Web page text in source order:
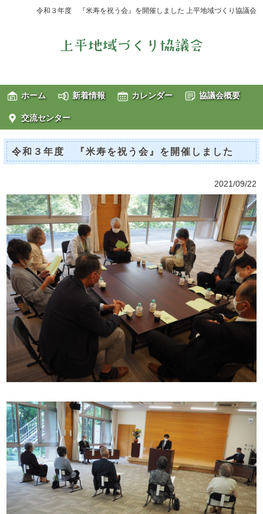
令和３年度 『米寿を祝う会』を開催しました 上平地域づくり協議会
ホーム 新着情報 カレンダー 協議会概要
交流センター
令和３年度 『米寿を祝う会』を開催しました
2021/09/22